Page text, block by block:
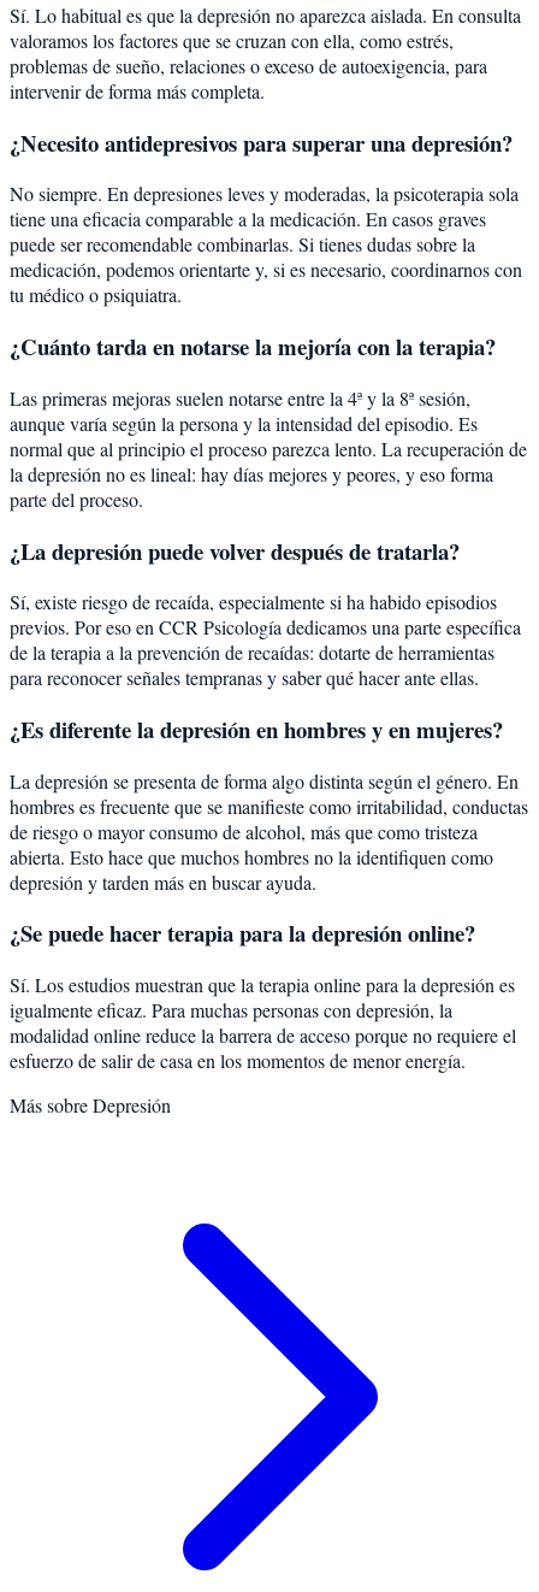
Sí. Lo habitual es que la depresión no aparezca aislada. En consulta
valoramos los factores que se cruzan con ella, como estrés,
problemas de sueño, relaciones o exceso de autoexigencia, para
intervenir de forma más completa.
¿Necesito antidepresivos para superar una depresión?
No siempre. En depresiones leves y moderadas, la psicoterapia sola
tiene una eficacia comparable a la medicación. En casos graves
puede ser recomendable combinarlas. Si tienes dudas sobre la
medicación, podemos orientarte y, si es necesario, coordinarnos con
tu médico o psiquiatra.
¿Cuánto tarda en notarse la mejoría con la terapia?
Las primeras mejoras suelen notarse entre la 4ª y la 8ª sesión,
aunque varía según la persona y la intensidad del episodio. Es
normal que al principio el proceso parezca lento. La recuperación de
la depresión no es lineal: hay días mejores y peores, y eso forma
parte del proceso.
¿La depresión puede volver después de tratarla?
Sí, existe riesgo de recaída, especialmente si ha habido episodios
previos. Por eso en CCR Psicología dedicamos una parte específica
de la terapia a la prevención de recaídas: dotarte de herramientas
para reconocer señales tempranas y saber qué hacer ante ellas.
¿Es diferente la depresión en hombres y en mujeres?
La depresión se presenta de forma algo distinta según el género. En
hombres es frecuente que se manifieste como irritabilidad, conductas
de riesgo o mayor consumo de alcohol, más que como tristeza
abierta. Esto hace que muchos hombres no la identifiquen como
depresión y tarden más en buscar ayuda.
¿Se puede hacer terapia para la depresión online?
Sí. Los estudios muestran que la terapia online para la depresión es
igualmente eficaz. Para muchas personas con depresión, la
modalidad online reduce la barrera de acceso porque no requiere el
esfuerzo de salir de casa en los momentos de menor energía.
Más sobreDepresión